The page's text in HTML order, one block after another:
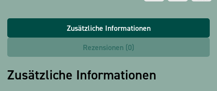
Zusätzliche Informationen
Rezensionen (0)
Zusätzliche Informationen